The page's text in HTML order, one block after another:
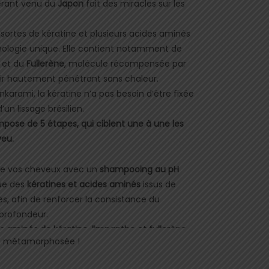
venu du Japon fait des miracles sur les
de kératine et plusieurs acides aminés
unique. Elle contient notamment de
du Fullerène, molécule récompensée par
hautement pénétrant sans chaleur.
la kératine n’a pas besoin d’être fixée
lissage brésilien.
de 5 étapes, qui ciblent une à une les
vos cheveux avec unshampooing au pH
des kératines et acides aminés issus de
afin de renforcer la consistance du
aminés de kératine, limnanthe et fullerène
a pour effet de réparer le cheveu en
effets hydratants et réparateurs du soin.
métamorphosée !